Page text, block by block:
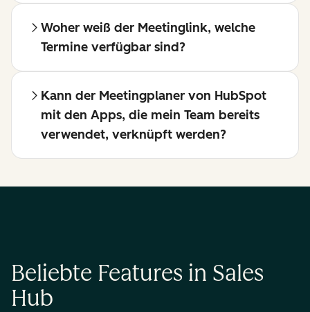
Woher weiß der Meetinglink, welche
Termine verfügbar sind?
Kann der Meetingplaner von HubSpot
mit den Apps, die mein Team bereits
verwendet, verknüpft werden?
Beliebte Features in Sales
Hub